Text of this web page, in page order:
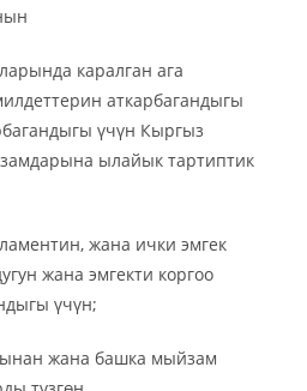
каралган ага
аткарбагандыгы
үчүн Кыргыз
ылайык тартиптик
жана ички эмгек
жана эмгекти коргоо
үчүн;
жана башка мыйзам